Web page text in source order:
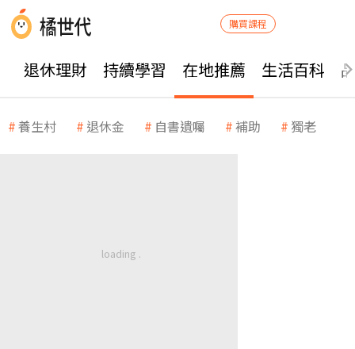
購買課程
退休理財 持續學習 在地推薦 生活百科
養生村 退休金 自書遺囑 補助 獨老